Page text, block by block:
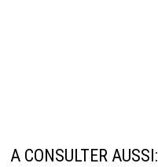
A CONSULTER AUSSI: